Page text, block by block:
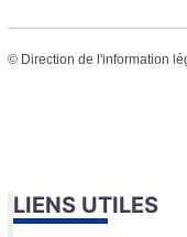
© Direction de l'information
LIENS UTILES